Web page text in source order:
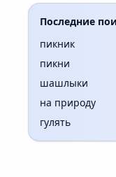
Последние
пикник
пикни
шашлыки
на природу
гулять